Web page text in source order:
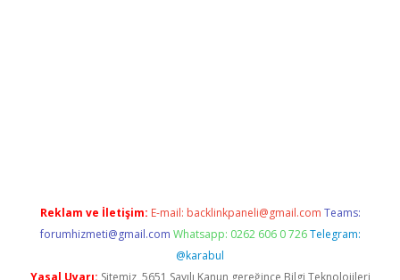
Reklam ve İletişim: E-mail: backlinkpaneli@gmail.com Teams:
forumhizmeti@gmail.com Whatsapp: 0262 606 0 726 Telegram:
@karabul
Yasal Uyarı: Sitemiz, 5651 Sayılı Kanun gereğince Bilgi Teknolojileri